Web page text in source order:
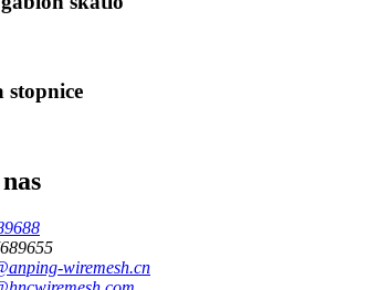
stopnice
wiremesh.cn